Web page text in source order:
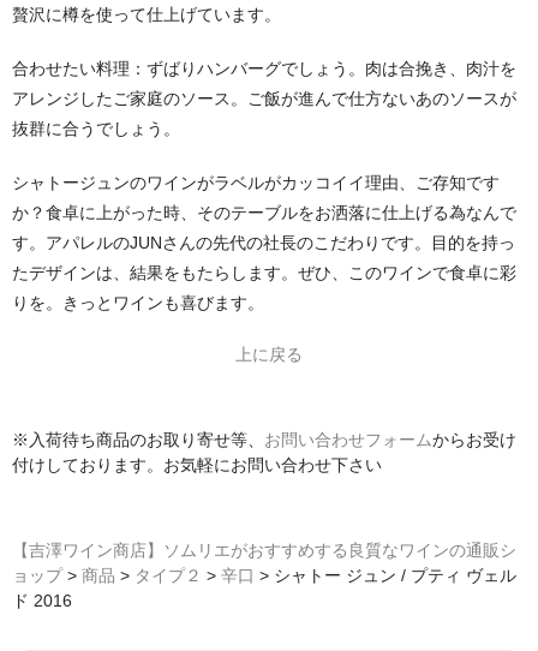
贅沢に樽を使って仕上げています。
合わせたい料理：ずばりハンバーグでしょう。肉は合挽き、肉汁を
アレンジしたご家庭のソース。ご飯が進んで仕方ないあのソースが
抜群に合うでしょう。
シャトージュンのワインがラベルがカッコイイ理由、ご存知です
か？食卓に上がった時、そのテーブルをお洒落に仕上げる為なんで
す。アパレルのJUNさんの先代の社長のこだわりです。目的を持っ
たデザインは、結果をもたらします。ぜひ、このワインで食卓に彩
りを。きっとワインも喜びます。
上に戻る
※入荷待ち商品のお取り寄せ等、 お問い合わせフォームからお受け
付けしております。お気軽にお問い合わせ下さい
【吉澤ワイン商店】ソムリエがおすすめする良質なワインの通販シ
ョップ> 商品 > タイプ２ > 辛口 > シャトー ジュン / プティ ヴェル
ド 2016